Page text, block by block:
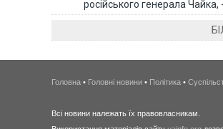
російського генерала Чайка,
Головна • Головні новини • Політика •
Всі новини належать їх правовласникам.